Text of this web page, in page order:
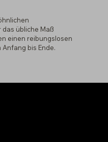
das übliche Maß
einen reibungslosen
bis Ende.